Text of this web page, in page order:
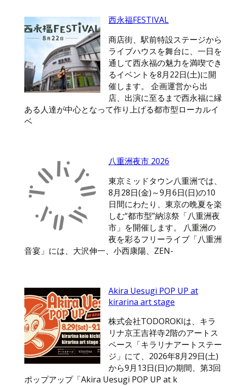
西永福FESTIVAL
商店街、駅前特設ステージから
ライブハウスを舞台に、一日を
通して西永福の魅力を満喫でき
るイベントを8月22日(土)に開
催します。 企画運営から出
店、出演に至るまで西永福に縁
ある人達が中心となって作り上げる都市型ローカルイ
ベ
八重洲夜市 2026
東京ミッドタウン八重洲では、
8月28日(金)～9月6日(日)の10
日間にわたり、東京の晩夏を楽
しむ“都市型”納涼祭「八重洲夜
市」を開催します。 八重洲の
夜を彩るフリーライブ「八重洲
音宴」には、大沢伸一、小西康陽、ZEN-
Akira Uesugi POP UP at
kirarina art stage
株式会社TODOROKIは、キラ
リナ京王吉祥寺2階のアートス
ペース「キラリナアートステー
ジ」にて、2026年8月29日(土)
から9月13日(日)の期間、第3回
ポップアップ「Akira Uesugi POP UP at k